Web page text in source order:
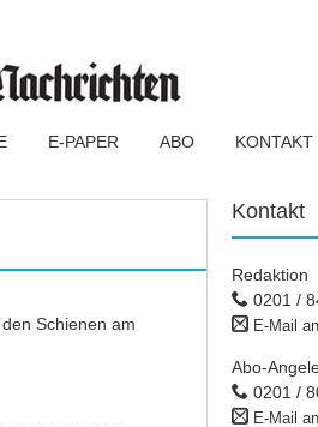
E-PAPER ABO KONTAKT
Schienen am
Kontakt
Redaktion
0201 /
E-Mail
Abo-
0201 /
E-Mail